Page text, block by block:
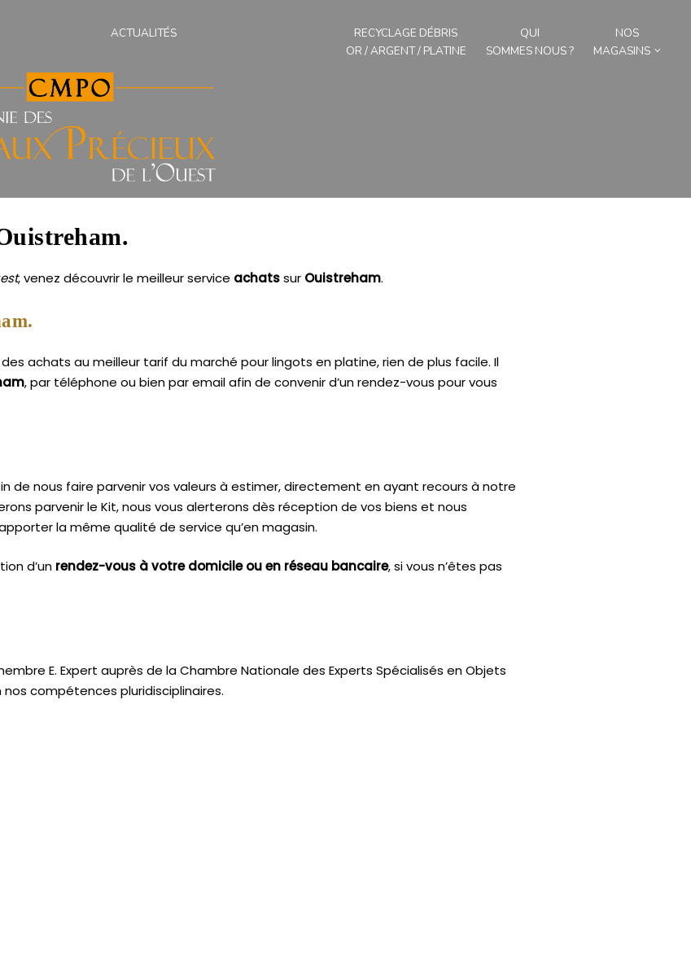
ACTUALITÉS
RECYCLAGE DÉBRIS
OR / ARGENT / PLATINE
QUI
SOMMES NOUS ?
NOS
MAGASINS
, venez découvrir le meilleur service achatssur Ouistreham.
achats au meilleur tarif du marché pour lingots en platine, rien de plus facile. Il
, par téléphone ou bien par email afin de convenir d’un rendez-vous pour vous
de nous faire parvenir vos valeurs à estimer, directement en ayant recours à notre
parvenir le Kit, nous vous alerterons dès réception de vos biens et nous
la même qualité de service qu’en magasin.
d’un rendez-vous à votre domicile ou en réseau bancaire, si vous n’êtes pas
E. Expert auprès de laChambre Nationale des Experts Spécialisés en Objets
compétences pluridisciplinaires.